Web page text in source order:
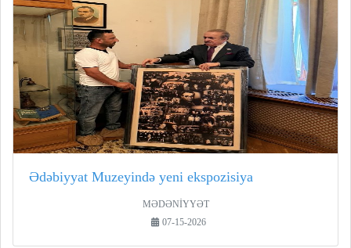
Ədəbiyyat Muzeyində yeni ekspozisiya
MƏDƏNİYYƏT
07-15-2026